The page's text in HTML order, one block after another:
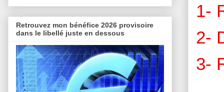
1-
2-
3-
Retrouvez mon bénéfice 2026 provisoire
dans le libellé juste en dessous